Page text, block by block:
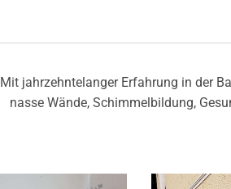
Mit jahrzehntelanger Erfahrung in der
nasse Wände, Schimmelbildung,